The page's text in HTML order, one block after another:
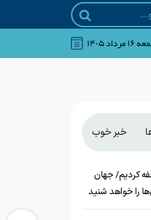
مرداد ۱۴۰۵
خبر خوب
کردیم/ جهان
را خواهد شنید